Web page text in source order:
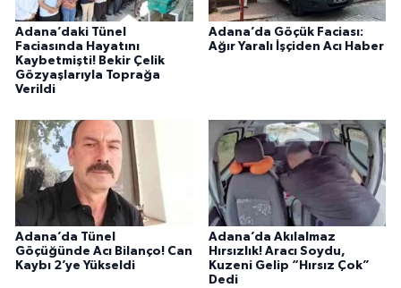
Adana’daki Tünel
Faciasında Hayatını
Kaybetmişti! Bekir Çelik
Gözyaşlarıyla Toprağa
Verildi
Adana’da Göçük Faciası:
Ağır Yaralı İşçiden Acı Haber
Adana’da Tünel
Göçüğünde Acı Bilanço! Can
Kaybı 2’ye Yükseldi
Adana’da Akılalmaz
Hırsızlık! Aracı Soydu,
Kuzeni Gelip “Hırsız Çok”
Dedi